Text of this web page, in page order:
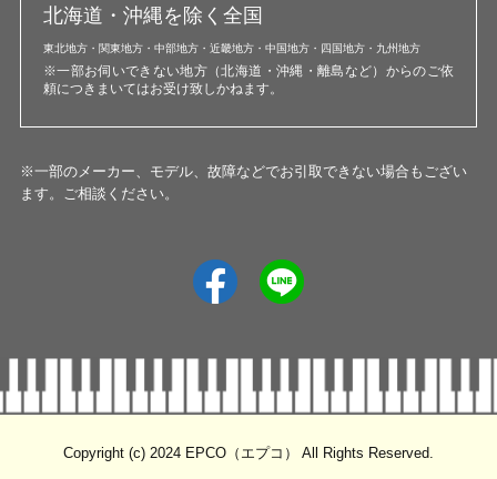
北海道・沖縄を除く全国
東北地方・関東地方・中部地方・近畿地方・中国地方・四国地方・九州地方
※一部お伺いできない地方（北海道・沖縄・離島など）からのご依
頼につきまいてはお受け致しかねます。
※一部のメーカー、モデル、故障などでお引取できない場合もござい
ます。ご相談ください。
Copyright (c) 2024 EPCO（エプコ） All Rights Reserved.